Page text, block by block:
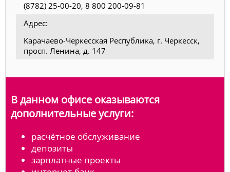
(8782) 25-00-20, 8 800 200-09-81
Адрес:
Карачаево-Черкесская Республика, г. Черкесск,
просп. Ленина, д. 147
В данном офисе оказываются
дополнительные услуги:
расчётное обслуживание
депозиты
зарплатные проекты